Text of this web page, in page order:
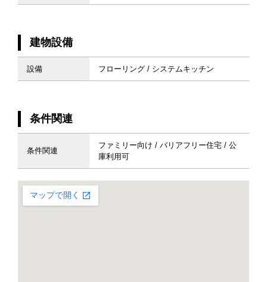
建物設備
設備 フローリング / システムキッチン
条件関連
条件関連
ファミリー向け / バリアフリー住宅 / 公
庫利用可